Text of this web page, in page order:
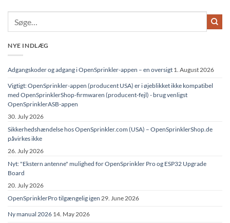
NYE INDLÆG
Adgangskoder og adgang i OpenSprinkler-appen – en oversigt 1. August 2026
Vigtigt: OpenSprinkler-appen (producent USA) er i øjeblikket ikke kompatibel
med OpenSprinklerShop-firmwaren (producent-fejl) - brug venligst
OpenSprinklerASB-appen
30. July 2026
Sikkerhedshændelse hos OpenSprinkler.com (USA) – OpenSprinklerShop.de
påvirkes ikke
26. July 2026
Nyt: "Ekstern antenne" mulighed for OpenSprinkler Pro og ESP32 Upgrade
Board
20. July 2026
OpenSprinklerPro tilgængelig igen 29. June 2026
Ny manual 2026 14. May 2026